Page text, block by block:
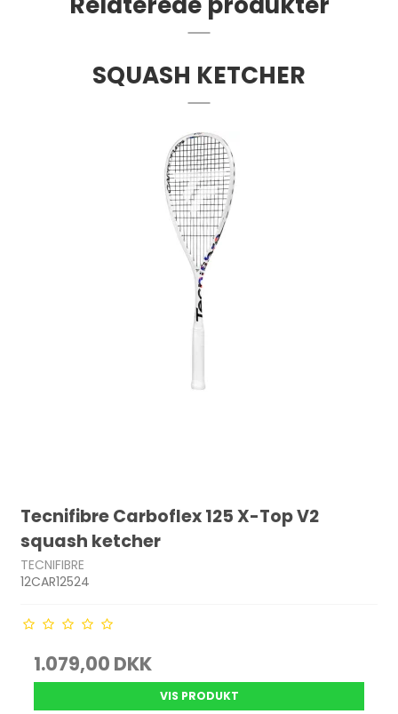
SQUASH KETCHER
Tecnifibre Carboflex 125 X-Top V2
squash ketcher
TECNIFIBRE
12CAR12524
1.079,00 DKK
VIS PRODUKT